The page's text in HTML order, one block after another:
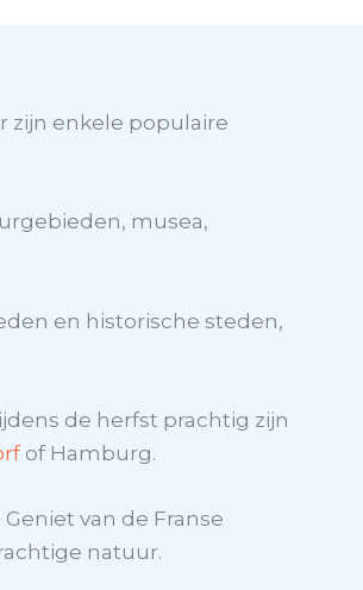
zijn enkele populaire
musea,
en historische steden,
de herfst prachtig zijn
of Hamburg.
van de Franse
natuur.